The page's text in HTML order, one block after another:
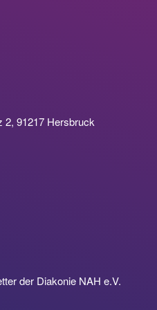
2, 91217 Hersbruck
der Diakonie NAH e.V.